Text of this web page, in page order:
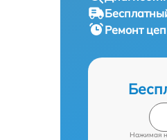
Ремонт
Нажимая